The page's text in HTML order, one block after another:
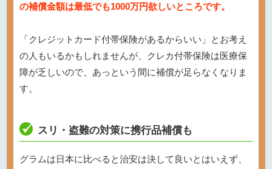
の補償金額は最低でも1000万円欲しいところです。
「クレジットカード付帯保険があるからいい」とお考え
の人もいるかもしれませんが、クレカ付帯保険は医療保
障が乏しいので、あっという間に補償が足らなくなりま
す。
スリ・盗難の対策に携行品補償も
グラムは日本に比べると治安は決して良いとはいえず、